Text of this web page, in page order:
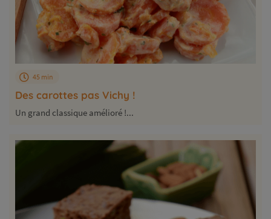
Des carottes pas Vichy !
45 min
Un grand classique amélioré !...